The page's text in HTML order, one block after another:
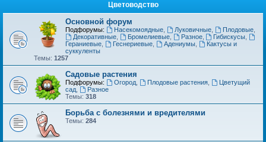
Цветоводство
Основной форум
Подфорумы: Насекомоядные, Луковичные, Плодовые,
Декоративные, Бромелиевые, Разное, Гибискусы
Гераниевые
Геснериевые, Адениумы,
Кактусы и
суккуленты
Темы: 1257
Садовые растения
Подфорумы: Огород, Плодовые растения,
Цветущий
сад
Разное
Темы: 318
Борьба с болезнями и вредителями
Темы: 284